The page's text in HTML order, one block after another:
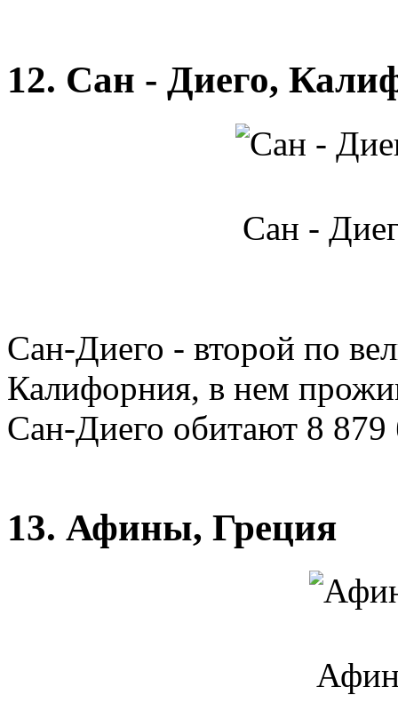
12. Сан - Диего,
Сан -
Сан-Диего - второй по
Калифорния, в нем
Сан-Диего обитают 8 879
13. Афины, Греция